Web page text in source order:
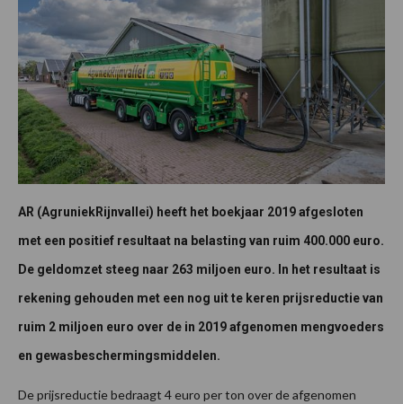
AR (AgruniekRijnvallei) heeft het boekjaar 2019 afgesloten
met een positief resultaat na belasting van ruim 400.000 euro.
De geldomzet steeg naar 263 miljoen euro. In het resultaat is
rekening gehouden met een nog uit te keren prijsreductie van
ruim 2 miljoen euro over de in 2019 afgenomen mengvoeders
en gewasbeschermingsmiddelen.
De prijsreductie bedraagt 4 euro per ton over de afgenomen